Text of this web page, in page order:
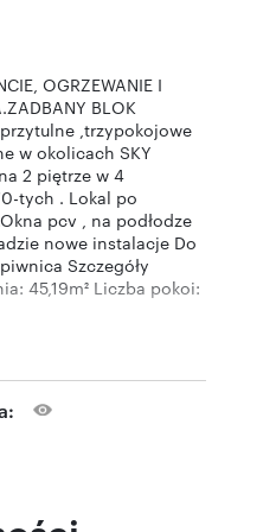
OGRZEWANIE I
BLOK
,trzypokojowe
w okolicach SKY
2 piętrze w 4
tych . Lokal po
pcv , na podłodze
nowe instalacje Do
Szczegóły
45,19m² Liczba pokoi:
Rok budowy: lata
po remoncie Czynsz:
Metraż
19,84 m2 -
prąd Informacje